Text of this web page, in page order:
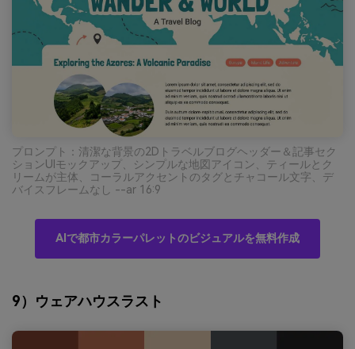
プロンプト：清潔な背景の2Dトラベルブログヘッダー＆記事セク
ションUIモックアップ、シンプルな地図アイコン、ティールとク
リームが主体、コーラルアクセントのタグとチャコール文字、デ
バイスフレームなし --ar 16:9
AIで都市カラーパレットのビジュアルを無料作成
9）ウェアハウスラスト